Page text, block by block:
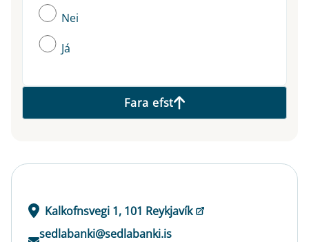
Nei
Já
Fara efst
Kalkofnsvegi 1, 101 Reykjavík
sedlabanki@sedlabanki.is